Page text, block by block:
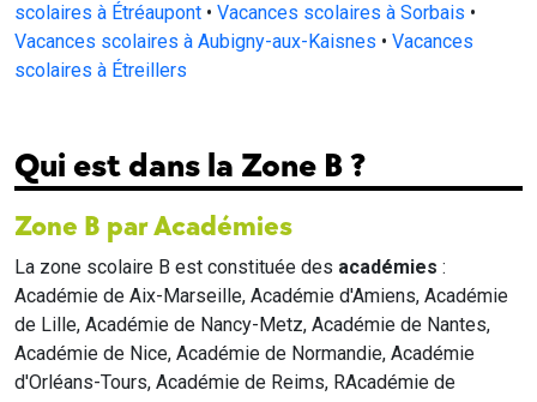
scolaires à Étréaupont • Vacances scolaires à Sorbais •
Vacances scolaires à Aubigny-aux-Kaisnes • Vacances
scolaires à Étreillers
Qui est dans la Zone B ?
Zone B par Académies
La zone scolaire B est constituée des académies :
Académie de Aix-Marseille, Académie d'Amiens, Académie
de Lille, Académie de Nancy-Metz, Académie de Nantes,
Académie de Nice, Académie de Normandie, Académie
d'Orléans-Tours, Académie de Reims, RAcadémie de